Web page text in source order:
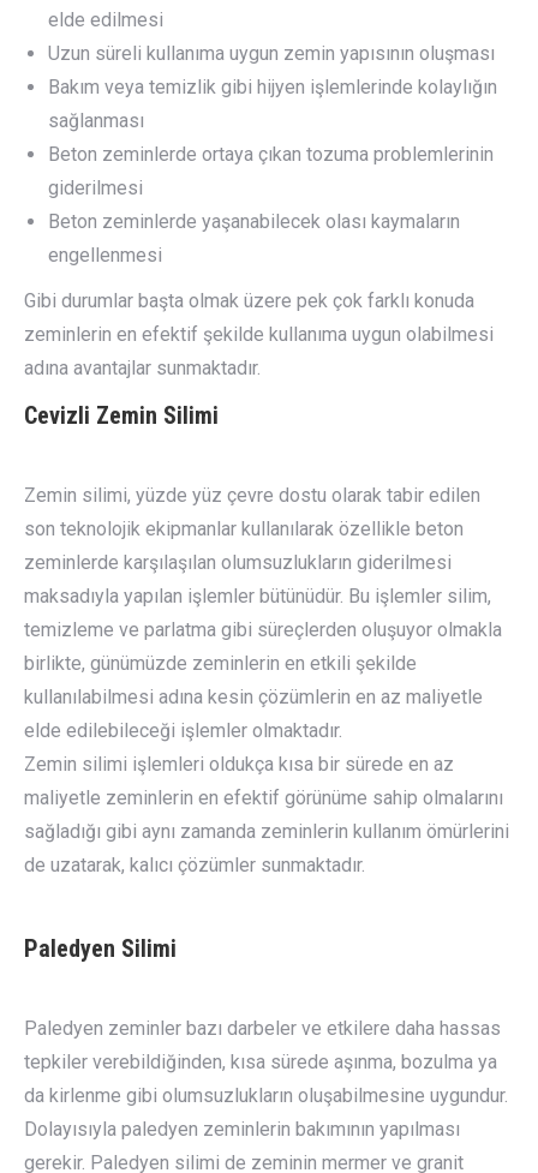
elde edilmesi
Uzun süreli kullanıma uygun zemin yapısının oluşması
Bakım veya temizlik gibi hijyen işlemlerinde kolaylığın
sağlanması
Beton zeminlerde ortaya çıkan tozuma problemlerinin
giderilmesi
Beton zeminlerde yaşanabilecek olası kaymaların
engellenmesi
Gibi durumlar başta olmak üzere pek çok farklı konuda
zeminlerin en efektif şekilde kullanıma uygun olabilmesi
adına avantajlar sunmaktadır.
Cevizli Zemin Silimi
Zemin silimi, yüzde yüz çevre dostu olarak tabir edilen
son teknolojik ekipmanlar kullanılarak özellikle beton
zeminlerde karşılaşılan olumsuzlukların giderilmesi
maksadıyla yapılan işlemler bütünüdür. Bu işlemler silim,
temizleme ve parlatma gibi süreçlerden oluşuyor olmakla
birlikte, günümüzde zeminlerin en etkili şekilde
kullanılabilmesi adına kesin çözümlerin en az maliyetle
elde edilebileceği işlemler olmaktadır.
Zemin silimi işlemleri oldukça kısa bir sürede en az
maliyetle zeminlerin en efektif görünüme sahip olmalarını
sağladığı gibi aynı zamanda zeminlerin kullanım ömürlerini
de uzatarak, kalıcı çözümler sunmaktadır.
Paledyen Silimi
Paledyen zeminler bazı darbeler ve etkilere daha hassas
tepkiler verebildiğinden, kısa sürede aşınma, bozulma ya
da kirlenme gibi olumsuzlukların oluşabilmesine uygundur.
Dolayısıyla paledyen zeminlerin bakımının yapılması
gerekir. Paledyen silimi de zeminin mermer ve granit